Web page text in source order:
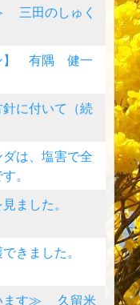
三田のしゅく
ン】 有隅 健一
に付いて（続
は、塩害で全
。
ました。
きました。
ます≫ 久留米